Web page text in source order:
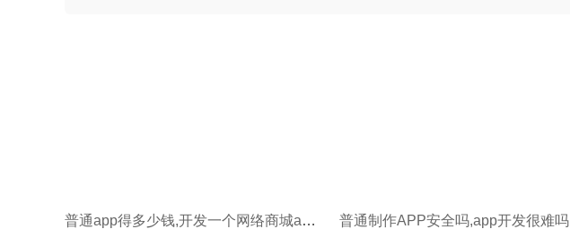
普通app得多少钱,开发一个网络商城app要多少钱 普通制作APP安全吗,app开发很难吗